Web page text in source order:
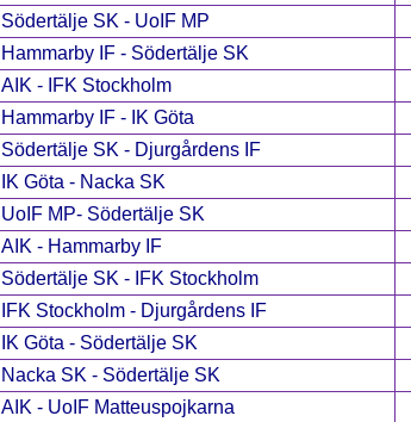
Södertälje SK - UoIF MP
Hammarby IF - Södertälje SK
AIK - IFK Stockholm
Hammarby IF - IK Göta
Södertälje SK - Djurgårdens IF
IK Göta - Nacka SK
UoIF MP- Södertälje SK
AIK - Hammarby IF
Södertälje SK - IFK Stockholm
IFK Stockholm - Djurgårdens IF
IK Göta - Södertälje SK
Nacka SK - Södertälje SK
AIK - UoIF Matteuspojkarna